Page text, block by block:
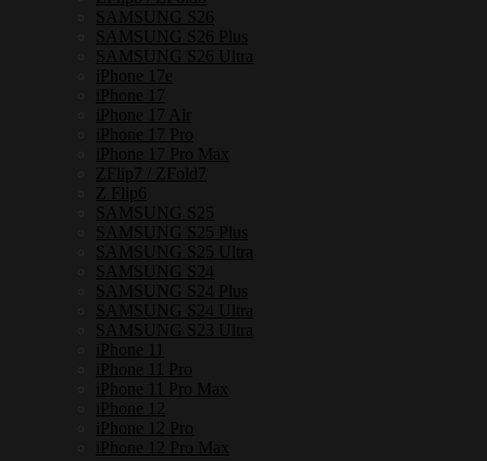
SAMSUNG S26
SAMSUNG S26 Plus
SAMSUNG S26 Ultra
iPhone 17e
iPhone 17
iPhone 17 Air
iPhone 17 Pro
iPhone 17 Pro Max
ZFlip7 / ZFold7
Z Flip6
SAMSUNG S25
SAMSUNG S25 Plus
SAMSUNG S25 Ultra
SAMSUNG S24
SAMSUNG S24 Plus
SAMSUNG S24 Ultra
SAMSUNG S23 Ultra
iPhone 11
iPhone 11 Pro
iPhone 11 Pro Max
iPhone 12
iPhone 12 Pro
iPhone 12 Pro Max